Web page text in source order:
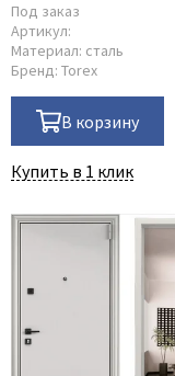
Regidoors
STR
Tupai
Uberture
Valcomp
Venezia Unique
Viporte
Под заказ
Артикул:
Материал: сталь
Бренд: Torex
В корзину
Купить в 1 клик